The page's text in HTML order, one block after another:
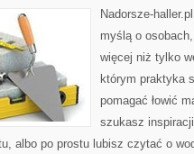
Nadorsze-
myślą o
więcej niż tylko
którym praktyka
pomagać łowić
szukasz
albo po prostu lubisz czytać o